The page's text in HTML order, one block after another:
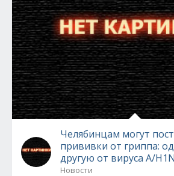
Челябинцам могут
прививки от гриппа:
другую от вируса A/
Новости